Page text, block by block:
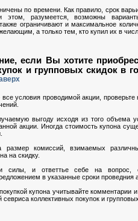
по времени. Как правило, срок
этом, разумеется, возможны
ограничивают и максимальное
а только тем, кто купил их в
если Вы хотите
и групповых скидок в
условия проводимой акции, проверьте
выгоду исходя из того объема
акции. Иногда стоимость купона
размер комиссий, взимаемых
на скидку.
силы, и ответтье себе на
в указанные сроки проведния
купона учитывайте комментарии
севриса коллективных покупок и